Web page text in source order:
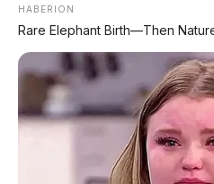
dengan Harga Mulai
⚡ Xpeng MONA L03:
dengan AI 1.500
Indonesia?
HABERION
Rare Elephant Birth—Then